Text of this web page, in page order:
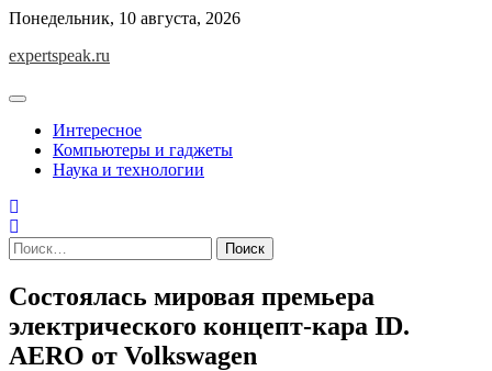
Skip
content
Понедельник, 10 августа, 2026
expertspeak.ru
Интересное
Компьютеры и гаджеты
Наука и технологии
Найти:
Состоялась мировая премьера
электрического концепт-кара ID.
AERO от Volkswagen